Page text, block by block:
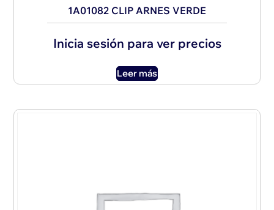
1A01082 CLIP ARNES VERDE
Inicia sesión para ver precios
Leer más